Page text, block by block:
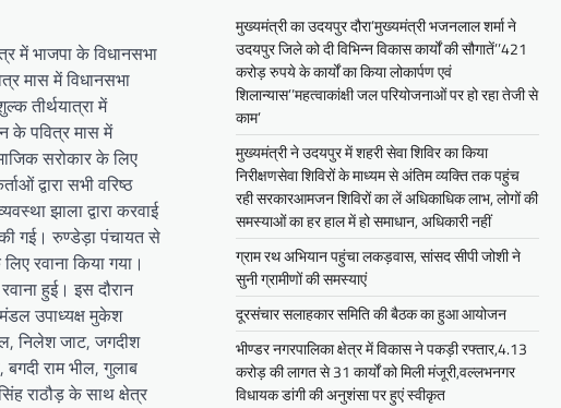
में भाजपा के विधानसभा
मास में विधानसभा
तीर्थयात्रा में
के पवित्र मास में
सरोकार के लिए
द्वारा सभी वरिष्ठ
झाला द्वारा करवाई
की गई। रुण्डेड़ा पंचायत से
रवाना किया गया।
हुई। इस दौरान
उपाध्यक्ष मुकेश
निलेश जाट, जगदीश
राम भील, गुलाब
राठौड़ के साथ क्षेत्र
मुख्यमंत्री का उदयपुर दौरा’मुख्यमंत्री भजनलाल शर्मा ने
उदयपुर जिले को दी विभिन्न विकास कार्यों की सौगातें’’421
करोड़ रुपये के कार्यों का किया लोकार्पण एवं
शिलान्यास’’महत्वाकांक्षी जल परियोजनाओं पर हो रहा तेजी से
काम’
मुख्यमंत्री ने उदयपुर में शहरी सेवा शिविर का किया
निरीक्षणसेवा शिविरों के माध्यम से अंतिम व्यक्ति तक पहुंच
रही सरकारआमजन शिविरों का लें अधिकाधिक लाभ, लोगों की
समस्याओं का हर हाल में हो समाधान, अधिकारी नहीं
ग्राम रथ अभियान पहुंचा लकड़वास, सांसद सीपी जोशी ने
सुनी ग्रामीणों की समस्याएं
दूरसंचार सलाहकार समिति की बैठक का हुआ आयोजन
भीण्डर नगरपालिका क्षेत्र में विकास ने पकड़ी रफ्तार,4.13
करोड़ की लागत से 31 कार्यों को मिली मंजूरी,वल्लभनगर
विधायक डांगी की अनुशंसा पर हुएं स्वीकृत